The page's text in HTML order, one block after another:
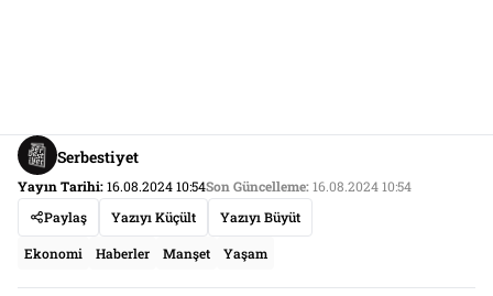
Serbestiyet
Yayın Tarihi:16.08.2024 10:54Son Güncelleme:16.08.2024 10:54
Paylaş
Yazıyı Küçült Yazıyı Büyüt
Ekonomi Haberler Manşet Yaşam